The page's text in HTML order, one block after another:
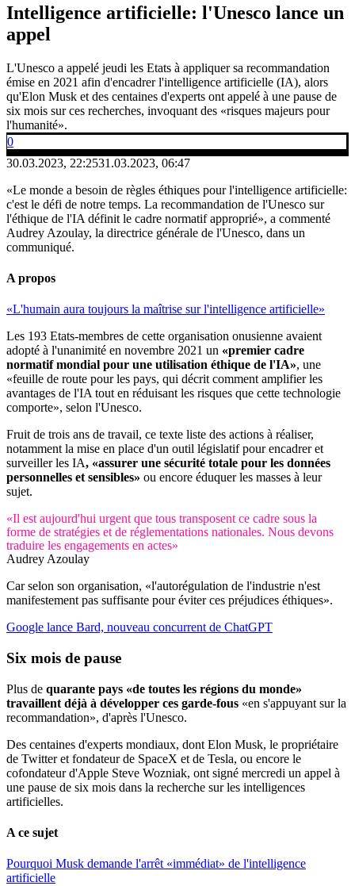
Intelligence artificielle: l'Unesco lance un
appel
L'Unesco a appelé jeudi les Etats à appliquer sa recommandation
émise en 2021 afin d'encadrer l'intelligence artificielle (IA), alors
qu'Elon Musk et des centaines d'experts ont appelé à une pause de
six mois sur ces recherches, invoquant des «risques majeurs pour
l'humanité».
0
30.03.2023, 22:2531.03.2023, 06:47
«Le monde a besoin de règles éthiques pour l'intelligence artificielle:
c'est le défi de notre temps. La recommandation de l'Unesco sur
l'éthique de l'IA définit le cadre normatif approprié», a commenté
Audrey Azoulay, la directrice générale de l'Unesco, dans un
communiqué.
A propos
«L'humain aura toujours la maîtrise sur l'intelligence artificielle»
Les 193 Etats-membres de cette organisation onusienne avaient
adopté à l'unanimité en novembre 2021 un «premier cadre
normatif mondial pour une utilisation éthique de l'IA», une
«feuille de route pour les pays, qui décrit comment amplifier les
avantages de l'IA tout en réduisant les risques que cette technologie
comporte», selon l'Unesco.
Fruit de trois ans de travail, ce texte liste des actions à réaliser,
notamment la mise en place d'un outil législatif pour encadrer et
surveiller les IA, «assurer une sécurité totale pour les données
personnelles et sensibles» ou encore éduquer les masses à leur
sujet.
«Il est aujourd'hui urgent que tous transposent ce cadre sous la
forme de stratégies et de réglementations nationales. Nous devons
traduire les engagements en actes»
Audrey Azoulay
Car selon son organisation, «l'autorégulation de l'industrie n'est
manifestement pas suffisante pour éviter ces préjudices éthiques».
Google lance Bard, nouveau concurrent de ChatGPT
Six mois de pause
Plus de quarante pays «de toutes les régions du monde»
travaillent déjà à développer ces garde-fous «en s'appuyant sur la
recommandation», d'après l'Unesco.
Des centaines d'experts mondiaux, dont Elon Musk, le propriétaire
de Twitter et fondateur de SpaceX et de Tesla, ou encore le
cofondateur d'Apple Steve Wozniak, ont signé mercredi un appel à
une pause de six mois dans la recherche sur les intelligences
artificielles.
A ce sujet
Pourquoi Musk demande l'arrêt «immédiat» de l'intelligence
artificielle